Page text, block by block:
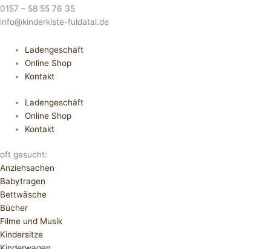
0157 – 58 55 76 35
info@kinderkiste-fuldatal.de
Ladengeschäft
Online Shop
Kontakt
Ladengeschäft
Online Shop
Kontakt
oft gesucht:
Anziehsachen
Babytragen
Bettwäsche
Bücher
Filme und Musik
Kindersitze